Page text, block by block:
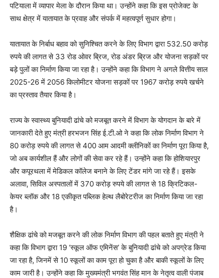
पटियाला में व्यापार मेला के दौरान किया था। उन्होंने कहा कि इस प्रोजेक्ट के
साथ क्षेत्र में यातायात के प्रवाह और संपर्क में महत्वपूर्ण सुधार होगा।
यातायात के निर्बाध बहाव को सुनिश्चित करने के लिए विभाग द्वारा 532.50 करोड़
रुपये की लागत से 33 रोड ओवर ब्रिज, रोड अंडर ब्रिज और योजना सड़कों पर
बड़े पुलों का निर्माण किया जा रहा है। उन्होंने कहा कि विभाग ने अगले वित्तीय साल
2025-26 में 2056 किलोमीटर योजना सड़कों पर 1967 करोड़ रुपये खर्चने
का प्रस्ताव तैयार किया है।
राज्य के स्वास्थ्य बुनियादी ढांचे को मजबूत करने में विभाग के योगदान के बारे में
जानकारी देते हुए मंत्री हरभजन सिंह ई.टी.ओ ने कहा कि लोक निर्माण विभाग ने
80 करोड़ रुपये की लागत से 400 आम आदमी क्लीनिकों का निर्माण पूरा किया है,
जो अब कार्यशील हैं और लोगों की सेवा कर रहे हैं। उन्होंने कहा कि होशियारपुर
और कपूरथला में मेडिकल कॉलेज बनाने के लिए टेंडर मांगे जा रहे हैं। इसके
अलावा, सिविल अस्पतालों में 370 करोड़ रुपये की लागत से 18 क्रिटिकल-
केयर ब्लॉक और 18 एकीकृत पब्लिक हेल्थ लैबोरेटरीज का निर्माण किया जा रहा
है।
शैक्षिक ढांचे को मजबूत करने की लोक निर्माण विभाग की पहल बताते हुए मंत्री ने
कहा कि विभाग द्वारा 19 ‘स्कूल ऑफ एमिनेंस’ के बुनियादी ढांचे को अपग्रेड किया
जा रहा है, जिनमें से 10 स्कूलों का काम पूरा हो चुका है और बाकी स्कूलों के लिए
काम जारी है। उन्होंने कहा कि मुख्यमंत्री भगवंत सिंह मान के नेतृत्व वाली पंजाब